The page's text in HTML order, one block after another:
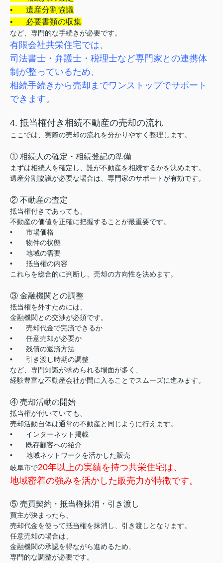
•
遺産分割協議
•
必要書類の収集
など、専門的な手続きが必要です。
有限会社共栄住宅では、
司法書士・弁護士・税理士など専門家との連携体
制が整っているため、
相続手続きから売却までワンストップでサポート
できます。
4. 抵当権付き相続不動産の売却の流れ
ここでは、実際の売却の流れを分かりやすく整理します。
① 相続人の確定・相続登記の準備
まずは相続人を確定し、誰が不動産を相続するかを決めます。
遺産分割協議が必要な場合は、専門家のサポートが有効です。
② 不動産の査定
抵当権付きであっても、
不動産の価値を正確に把握することが最重要です。
•
市場価格
•
物件の状態
•
地域の需要
•
抵当権の内容
これらを総合的に判断し、売却の方向性を決めます。
③ 金融機関との調整
抵当権を外すためには、
金融機関との交渉が必須です。
•
売却代金で完済できるか
•
任意売却が必要か
•
残債の返済方法
•
引き渡し時期の調整
など、専門知識が求められる場面が多く、
経験豊富な不動産会社が間に入ることでスムーズに進みます。
④ 売却活動の開始
抵当権が付いていても、
売却活動自体は通常の不動産と同じように行えます。
•
インターネット掲載
•
既存顧客への紹介
•
地域ネットワークを活かした販売
岐阜市で20年以上の実績を持つ共栄住宅は、
地域密着の強みを活かした販売力が特徴です。
⑤ 売買契約・抵当権抹消・引き渡し
買主が決まったら、
売却代金を使って抵当権を抹消し、引き渡しとなります。
任意売却の場合は、
金融機関の承認を得ながら進めるため、
専門的な調整が必要です。